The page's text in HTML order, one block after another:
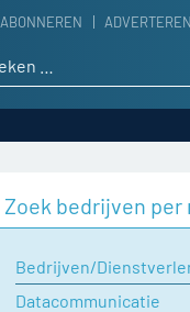
ABONNEREN ADVERTEREN
Zoek bedrijven per
Bedrijven/
Datacommunicatie